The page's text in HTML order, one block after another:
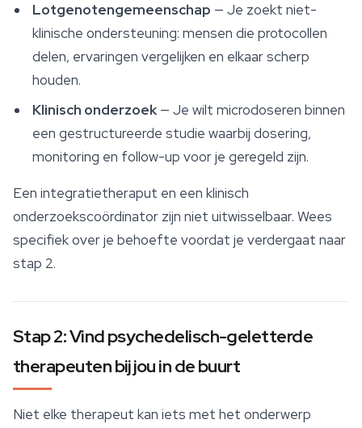
Lotgenotengemeenschap — Je zoekt niet-
klinische ondersteuning: mensen die protocollen
delen, ervaringen vergelijken en elkaar scherp
houden.
Klinisch onderzoek— Je wilt microdoseren binnen
een gestructureerde studie waarbij dosering,
monitoring en follow-up voor je geregeld zijn.
Een integratietheraput en een klinisch
onderzoekscoördinator zijn niet uitwisselbaar. Wees
specifiek over je behoefte voordat je verdergaat naar
stap 2.
Stap 2: Vind psychedelisch-geletterde
therapeuten bij jou in de buurt
Niet elke therapeut kan iets met het onderwerp